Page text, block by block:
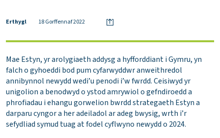
Erthygl 18 Gorffennaf 2022
Mae Estyn, yr arolygiaeth addysg a hyfforddiant i Gymru, yn
falch o gyhoeddi bod pum cyfarwyddwr anweithredol
annibynnol newydd wedi’u penodi i’w fwrdd. Ceisiwyd yr
unigolion a benodwyd o ystod amrywiol o gefndiroedd a
phrofiadau i ehangu gorwelion bwrdd strategaeth Estyn a
darparu cyngor a her adeiladol ar adeg bwysig, wrth i’r
sefydliad symud tuag at fodel cyflwyno newydd o 2024.